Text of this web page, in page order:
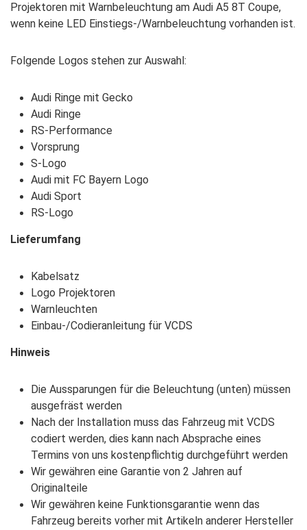
Projektoren mit Warnbeleuchtung am Audi A5 8T Coupe,
wenn keine LED Einstiegs-/Warnbeleuchtung vorhanden ist.
Folgende Logos stehen zur Auswahl:
Audi Ringe mit Gecko
Audi Ringe
RS-Performance
Vorsprung
S-Logo
Audi mit FC Bayern Logo
Audi Sport
RS-Logo
Lieferumfang
Kabelsatz
Logo Projektoren
Warnleuchten
Einbau-/Codieranleitung für VCDS
Hinweis
Die Aussparungen für die Beleuchtung (unten) müssen
ausgefräst werden
Nach der Installation muss das Fahrzeug mit VCDS
codiert werden, dies kann nach Absprache eines
Termins von uns kostenpflichtig durchgeführt werden
Wir gewähren eine Garantie von 2 Jahren auf
Originalteile
Wir gewähren keine Funktionsgarantie wenn das
Fahrzeug bereits vorher mit Artikeln anderer Hersteller